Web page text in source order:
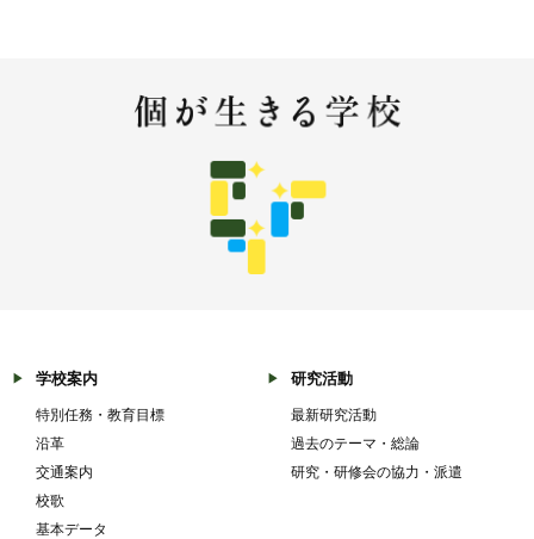
学校案内
特別任務・教育目標
沿革
交通案内
校歌
基本データ
研究活動
最新研究活動
過去のテーマ・総論
研究・研修会の協力・派遣